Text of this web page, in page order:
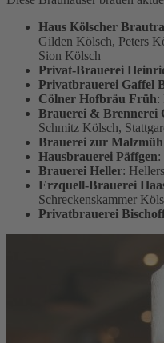
Haus Kölscher
Gilden Kölsch, Peters
Sion Kölsch
Privat-Brauerei
Privatbrauerei Gaffel
Cölner Hofbräu Früh:
Brauerei & Brennerei
Schmitz Kölsch,
Brauerei zur
Hausbrauerei Päffgen:
Brauerei Heller:
Erzquell-Brauerei
Schreckenskammer
Privatbrauerei